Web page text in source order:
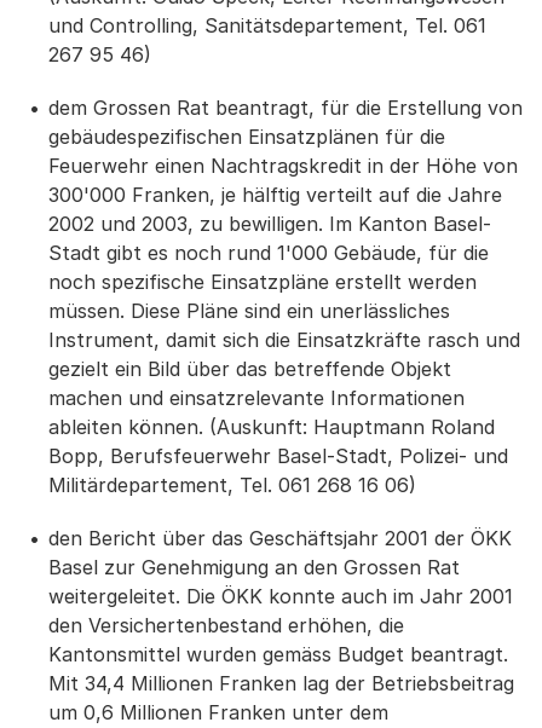
und Controlling, Sanitätsdepartement, Tel. 061
267 95 46)
dem Grossen Rat beantragt, für die Erstellung von
gebäudespezifischen Einsatzplänen für die
Feuerwehr einen Nachtragskredit in der Höhe von
300'000 Franken, je hälftig verteilt auf die Jahre
2002 und 2003, zu bewilligen. Im Kanton Basel-
Stadt gibt es noch rund 1'000 Gebäude, für die
noch spezifische Einsatzpläne erstellt werden
müssen. Diese Pläne sind ein unerlässliches
Instrument, damit sich die Einsatzkräfte rasch und
gezielt ein Bild über das betreffende Objekt
machen und einsatzrelevante Informationen
ableiten können. (Auskunft: Hauptmann Roland
Bopp, Berufsfeuerwehr Basel-Stadt, Polizei- und
Militärdepartement, Tel. 061 268 16 06)
den Bericht über das Geschäftsjahr 2001 der ÖKK
Basel zur Genehmigung an den Grossen Rat
weitergeleitet. Die ÖKK konnte auch im Jahr 2001
den Versichertenbestand erhöhen, die
Kantonsmittel wurden gemäss Budget beantragt.
Mit 34,4 Millionen Franken lag der Betriebsbeitrag
um 0,6 Millionen Franken unter dem